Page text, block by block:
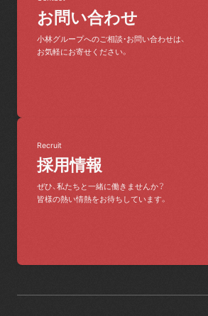
お問い合わせ
小林グループへのご相談・お問い合わせは、
お気軽にお寄せください。
採用情報
Recruit
ぜひ、私たちと一緒に働きませんか？
皆様の熱い情熱をお待ちしています。